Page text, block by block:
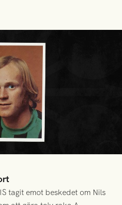
tagit emot beskedet om Nils